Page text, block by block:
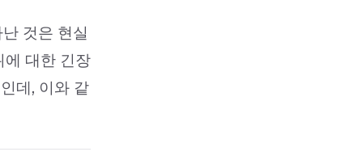
것은 현실
에 대한 긴장
데, 이와 같